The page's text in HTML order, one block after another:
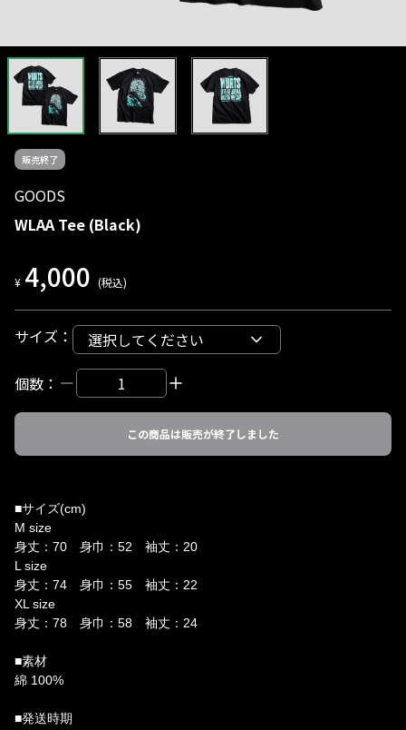
販売終了
GOODS
WLAA Tee (Black)
¥ 4,000 (税込)
サイズ ：
選択してください
個数：
この商品は販売が終了しました
■サイズ(cm)
M size
身丈：70 身巾：52 袖丈：20
L size
身丈：74 身巾：55 袖丈：22
XL size
身丈：78 身巾：58 袖丈：24
■素材
綿 100%
■発送時期